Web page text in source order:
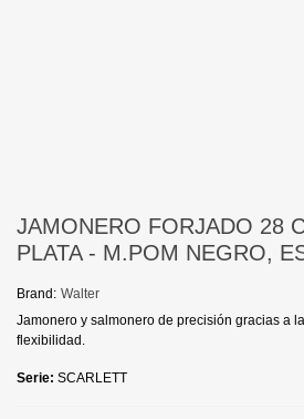
JAMONERO FORJADO 28
PLATA - M.POM NEGRO,
Brand: Walter
Jamonero y salmonero de precisión gracias a
flexibilidad.
Serie: SCARLETT